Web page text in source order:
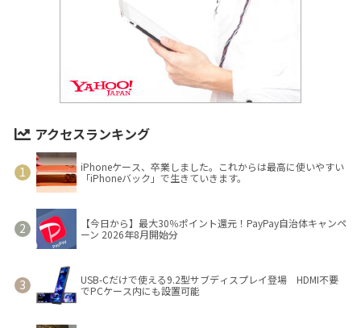
アクセスランキング
iPhoneケース、卒業しました。これからは最高に使いやすい
「iPhoneバック」で生きていきます。
【今日から】最大30％ポイント還元！PayPay自治体キャンペ
ーン 2026年8月開始分
USB-Cだけで使える9.2型サブディスプレイ登場 HDMI不要
でPCケース内にも設置可能